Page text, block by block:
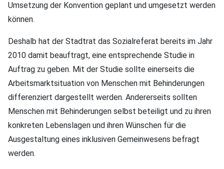
Umsetzung der Konvention geplant und umgesetzt werden
können.
Deshalb hat der Stadtrat das Sozialreferat bereits im Jahr
2010 damit beauftragt, eine entsprechende Studie in
Auftrag zu geben. Mit der Studie sollte einerseits die
Arbeitsmarktsituation von Menschen mit Behinderungen
differenziert dargestellt werden. Andererseits sollten
Menschen mit Behinderungen selbst beteiligt und zu ihren
konkreten Lebenslagen und ihren Wünschen für die
Ausgestaltung eines inklusiven Gemeinwesens befragt
werden.